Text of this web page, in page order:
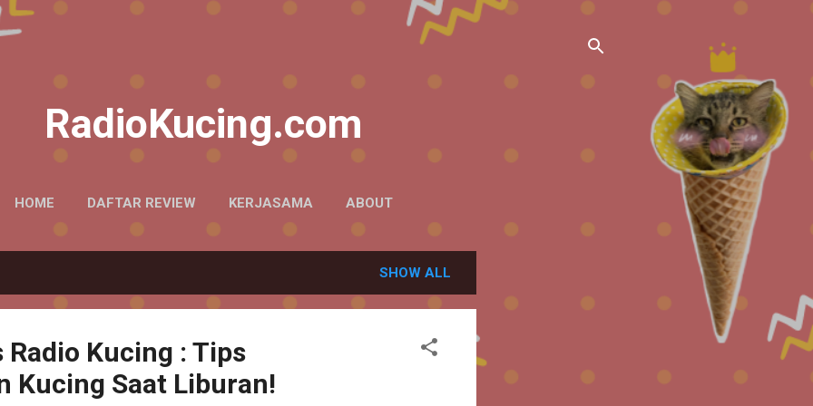
RadioKucing.com
HOME DAFTAR REVIEW KERJASAMA ABOUT
SHOW ALL
Kucing : Tips
Kucing Saat Liburan!